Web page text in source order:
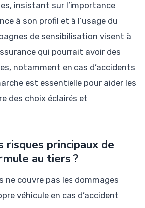
insistant sur l’importance
à son profil et à l’usage du
de sensibilisation visent à
qui pourrait avoir des
notamment en cas d’accidents
est essentielle pour aider les
des choix éclairés et
risques principaux de
au tiers ?
ne couvre pas les dommages
véhicule en cas d’accident